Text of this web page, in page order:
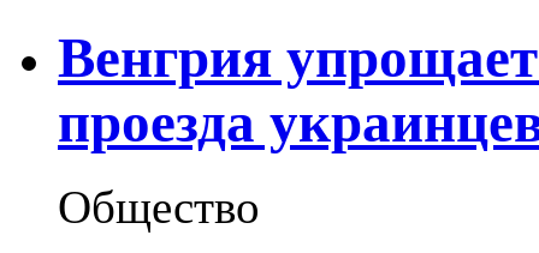
Венгрия
проезда
Общество